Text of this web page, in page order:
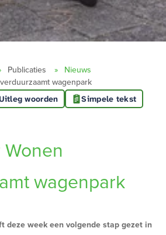
Publicaties
Nieuws
wagenpark
woorden Simpele tekst
wagenpark
deze week een volgende stap gezet in